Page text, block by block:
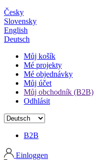
Česky
Slovensky
English
Deutsch
Můj košík
Mé projekty
Mé objednávky
Můj účet
Můj obchodník (B2B)
Odhlásit
B2B
Einloggen